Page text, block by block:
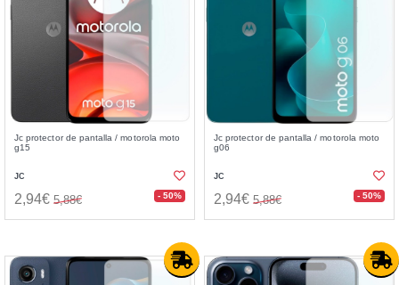
Jc protector de pantalla / motorola moto
g15
JC
2,94€ 5,88€ - 50%
Jc protector de pantalla / motorola moto
g06
JC
2,94€ 5,88€ - 50%